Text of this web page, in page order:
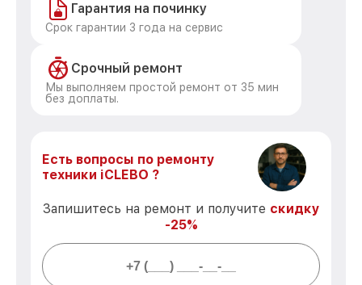
Гарантия на починку
Срок гарантии 3 года на сервис
Срочный ремонт
Мы выполняем простой ремонт от 35 мин
без доплаты.
Есть вопросы по ремонту
техники iCLEBO ?
Запишитесь на ремонт и получите скидку
-25%